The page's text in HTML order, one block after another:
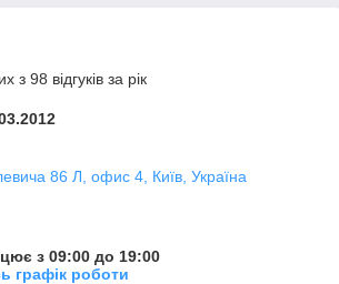
з 98 відгуків за рік
86 Л, офис 4, Київ, Україна
з 09:00 до 19:00
графік роботи